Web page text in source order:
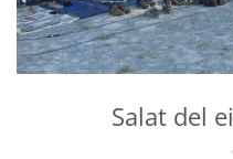
Salat del